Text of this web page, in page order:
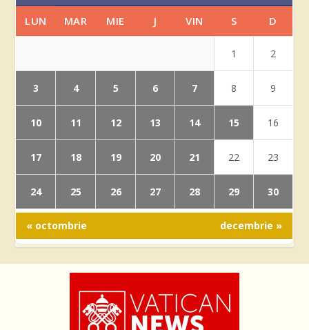
LUN MAR MIE J VIN S D
1 2
3 4 5 6 7 8 9
10 11 12 13 14 15 16
17 18 19 20 21 22 23
24 25 26 27 28 29 30
« octombrie decembrie »